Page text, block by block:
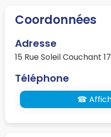
Coordonnées
Adresse
15 Rue Soleil Couchant
Téléphone
☎